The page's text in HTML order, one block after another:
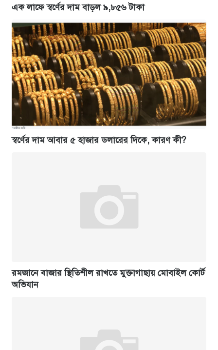
এক লাফে স্বর্ণের দাম বাড়ল ৯,৮৫৬ টাকা
স্বর্ণের দাম আবার ৫ হাজার ডলারের দিকে, কারণ কী?
রমজানে বাজার স্থিতিশীল রাখতে মুক্তাগাছায় মোবাইল কোর্ট
অভিযান